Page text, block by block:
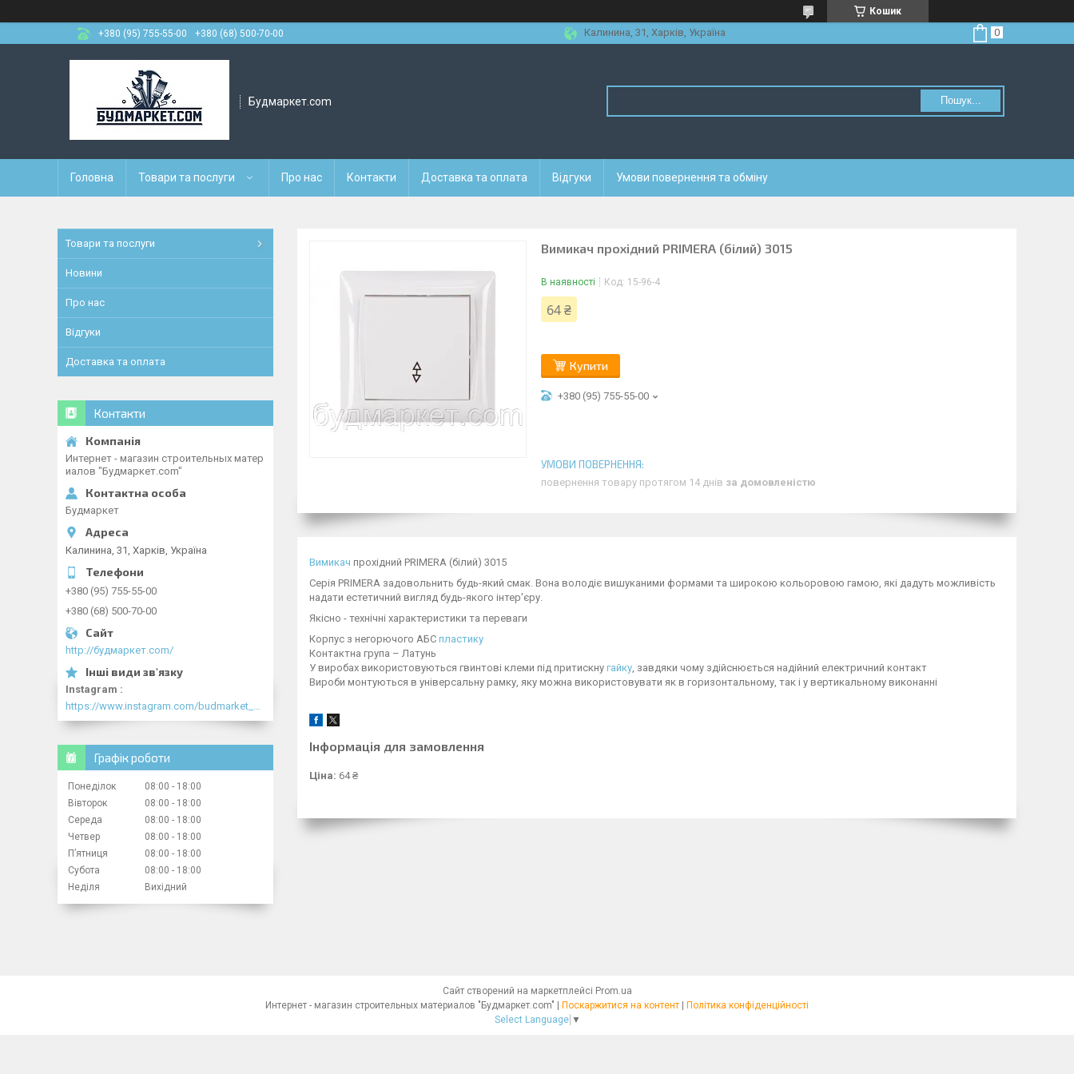
Кошик
+380 (95) 755-55-00
+380 (68) 500-70-00 Калинина, 31, Харків, Україна
Будмаркет.com Пошук...
Головна Товари та послуги Про нас Контакти Доставка та оплата Відгуки Умови повернення та обміну
Вимикач прохідний PRIMERA (білий) 3015
В наявності Код: 15-96-4
64 ₴
Купити
+380 (95) 755-55-00
повернення товару протягом 14 днів за домовленістю
Вимикач прохідний PRIMERA (білий) 3015
Серія PRIMERA задовольнить будь-який смак. Вона володіє вишуканими формами та широкою кольоровою гамою, які дадуть можливість
надати естетичний вигляд будь-якого інтер'єру.
Якісно - технічні характеристики та переваги
Корпус з негорючого АБС пластику
Контактна група – Латунь
У виробах використовуються гвинтові клеми під притискну гайку , завдяки чому здійснюється надійний електричний контакт
Вироби монтуються в універсальну рамку, яку можна використовувати як в горизонтальному, так і у вертикальному виконанні
Інформація для замовлення
Ціна: 64 ₴
Товари та послуги
Новини
Про нас
Відгуки
Доставка та оплата
Контакти
Интернет - магазин строительных матер
иалов "Будмаркет.com"
Будмаркет
Калинина, 31, Харків, Україна
+380 (95) 755-55-00
+380 (68) 500-70-00
http://будмаркет.com/
Instagram
Графік роботи
Понеділок 08:00
18:00
Вівторок
08:00
18:00
Середа
08:00
18:00
Четвер
08:00
18:00
Пʼятниця
08:00
18:00
Субота
08:00
18:00
Неділя
Вихідний
Сайт створений на маркетплейсі Prom.ua
Интернет - магазин строительных материалов "Будмаркет.com" | Поскаржитися на контент | Політика конфіденційності
Select Language ▼